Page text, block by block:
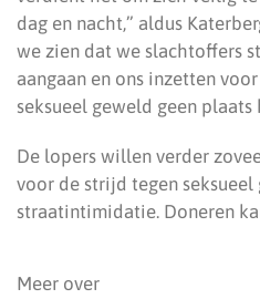
dag en nacht,” aldus
we zien dat we slachtoffers
aangaan en ons inzetten
seksueel geweld geen plaats
De lopers willen verder
voor de strijd tegen seksueel
straatintimidatie. Doneren
Meer over